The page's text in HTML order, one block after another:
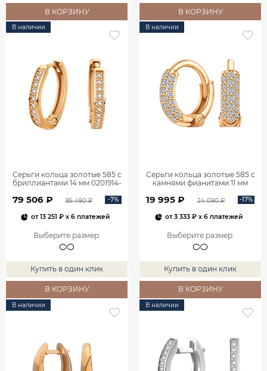
В КОРЗИНУ В КОРЗИНУ
В наличии
Серьги кольца золотые 585 с
бриллиантами 14 мм 0201914-
79 506 ₽ 85 490 ₽ -7%
от13 251 ₽ x 6 платежей
Выберите размер:
Купить в один клик
В КОРЗИНУ
В наличии
Серьги кольца золотые 585 с
камнями фианитами 11 мм
19 995 ₽ 24 090 ₽ -17%
от3 333 ₽ x 6 платежей
Выберите размер:
Купить в один клик
В КОРЗИНУ
В наличии В наличии